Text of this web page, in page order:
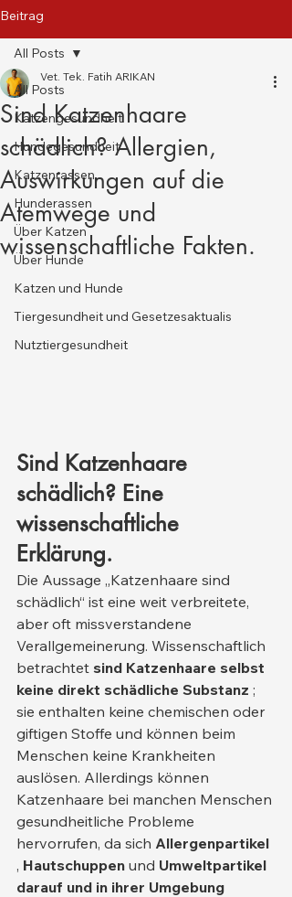
Beitrag
All Posts
Katzengesundheit
Hundegesundheit
Katzenrassen
Hunderassen
Über Katzen
Über Hunde
Katzen und Hunde
Tiergesundheit und Gesetzesaktualis
Nutztiergesundheit
All Posts
Sind Katzenhaare
schädlich? Allergien,
Auswirkungen auf die
Atemwege und
wissenschaftliche Fakten.
Vet. Tek. Fatih ARIKAN
Sind Katzenhaare
schädlich? Eine
wissenschaftliche
Erklärung.
Die Aussage „Katzenhaare sind
schädlich“ ist eine weit verbreitete,
aber oft missverstandene
Verallgemeinerung. Wissenschaftlich
betrachtet sind Katzenhaare selbst
keine direkt schädliche Substanz ;
sie enthalten keine chemischen oder
giftigen Stoffe und können beim
Menschen keine Krankheiten
auslösen. Allerdings können
Katzenhaare bei manchen Menschen
gesundheitliche Probleme
hervorrufen, da sich Allergenpartikel
, Hautschuppen und Umweltpartikel
darauf und in ihrer Umgebung